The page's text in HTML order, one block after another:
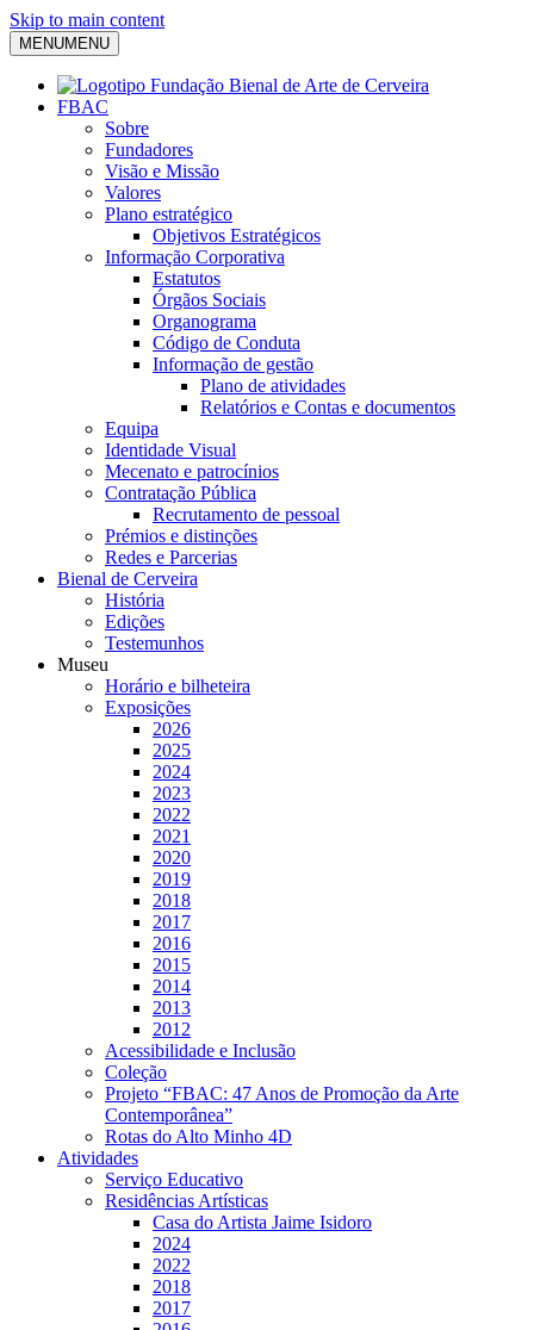
Skip to main content
MENUMENU
FBAC
Sobre
Fundadores
Visão e Missão
Valores
Plano estratégico
Objetivos Estratégicos
Informação Corporativa
Estatutos
Órgãos Sociais
Organograma
Código de Conduta
Informação de gestão
Plano de atividades
Relatórios e Contas e documentos
Equipa
Identidade Visual
Mecenato e patrocínios
Contratação Pública
Recrutamento de pessoal
Prémios e distinções
Redes e Parcerias
Bienal de Cerveira
História
Edições
Testemunhos
Museu
Horário e bilheteira
Exposições
2026
2025
2024
2023
2022
2021
2020
2019
2018
2017
2016
2015
2014
2013
2012
Acessibilidade e Inclusão
Coleção
Projeto “FBAC: 47 Anos de Promoção da Arte
Contemporânea”
Rotas do Alto Minho 4D
Atividades
Serviço Educativo
Residências Artísticas
Casa do Artista Jaime Isidoro
2024
2022
2018
2017